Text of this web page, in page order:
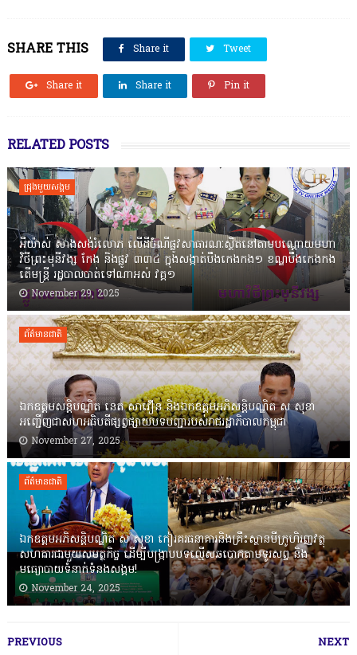
SHARE THIS Share it Tweet
Share it Share it Pin it
RELATED POSTS
ជ្រុងមួយសង្គម
អីយ៉ាស់ សាងសង់រំលោភ លើដីចំណីផ្លូវសាធារណៈស្ថិតនៅតាមបណ្ដោយមហា
វិថីព្រះមុនីវង្ស កែង និងផ្លូវ ៣៣៤ ក្នុងសង្កាត់បឹងកេងកង១ ខណ្ឌបឹងកេងកង
តើមន្ត្រី រដ្ឋបាលបាត់ទៅណាអស់ វគ្គ១
November 29, 2025
ព័ត៌មានជាតិ
ឯកឧត្តមសន្តិបណ្ឌិត នេត សាវឿន និងឯកឧត្តមអភិសន្តិបណ្ឌិត ស សុខា
អញ្ជើញជាសហអធិបតីផ្សព្វផ្សាយបទបញ្ជារបស់រាជរដ្ឋាភិបាលកម្ពុជា
November 27, 2025
ព័ត៌មានជាតិ
ឯកឧត្តមអភិសន្តិបណ្ឌិត ស សុខា កៀរគរធនាគារនិងគ្រឹះស្ថានមីក្រូហិរញ្ញវត្ថុ
សហការជាមួយសមត្ថកិច្ច ដើម្បីបង្ក្រាបបទល្មើសឆបោកតាមទូរសព្ទ និង
មធ្យោបាយទំនាក់ទំនងសង្គម!
November 24, 2025
NEXT
PREVIOUS